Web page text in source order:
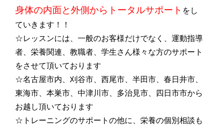
身体の内面と外側からトータルサポート をし
ていきます！！
☆レッスンには、一般のお客様だけでなく、運動指導
者、栄養関連、教職者、学生さん様々な方のサポート
をさせて頂いております
☆名古屋市内、刈谷市、西尾市、半田市、春日井市、
東海市、本巣市、中津川市、多治見市、四日市市から
お越し頂いております
☆トレーニングのサポートの他に、栄養の個別相談も